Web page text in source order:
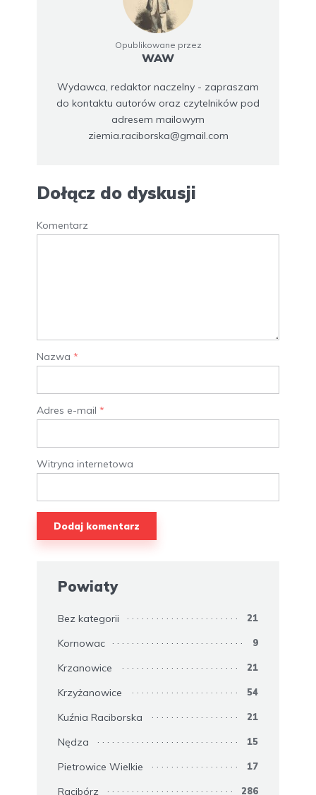
Opublikowane przez
WAW
Wydawca, redaktor naczelny - zapraszam
do kontaktu autorów oraz czytelników pod
adresem mailowym
ziemia.raciborska@gmail.com
Dołącz do dyskusji
Komentarz
Nazwa *
Adres e-mail *
Witryna internetowa
Powiaty
Bez kategorii 21
Kornowac 9
Krzanowice 21
Krzyżanowice 54
Kuźnia Raciborska 21
Nędza 15
Pietrowice Wielkie 17
Racibórz 286